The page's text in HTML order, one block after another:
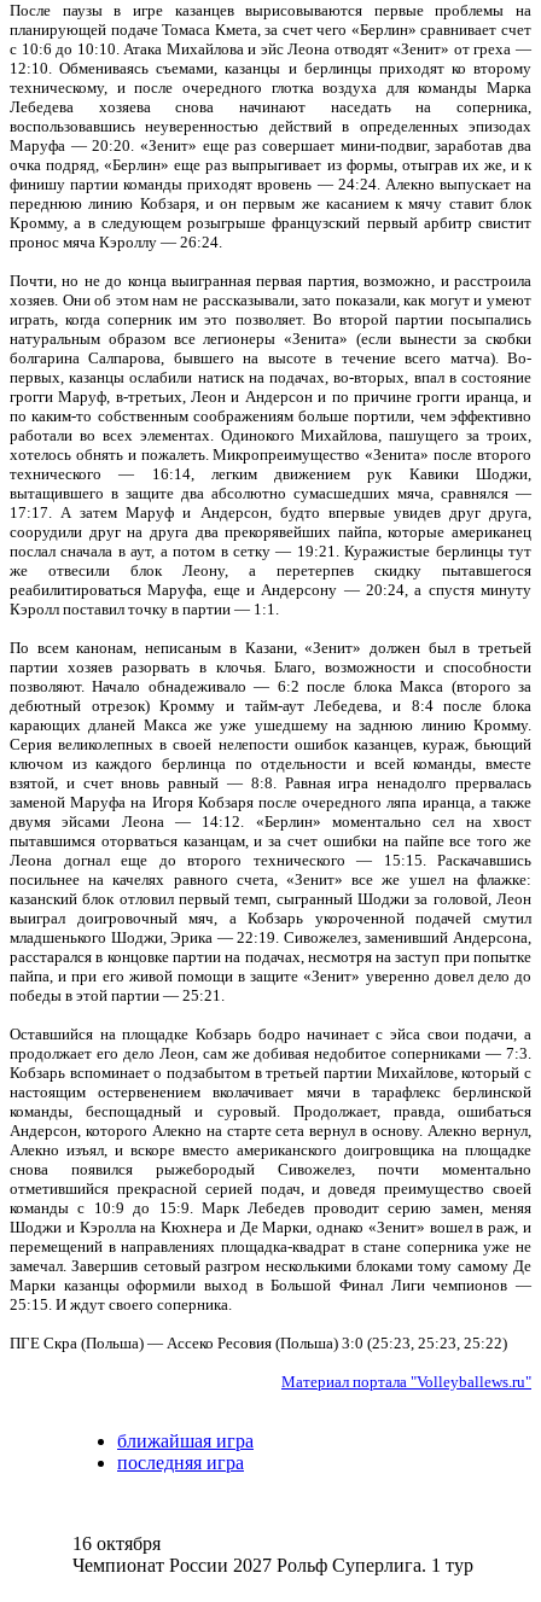
После паузы в игре казанцев вырисовываются первые проблемы на
планирующей подаче Томаса Кмета, за счет чего «Берлин» сравнивает счет
с 10:6 до 10:10. Атака Михайлова и эйс Леона отводят «Зенит» от греха —
12:10. Обмениваясь съемами, казанцы и берлинцы приходят ко второму
техническому, и после очередного глотка воздуха для команды Марка
Лебедева хозяева снова начинают наседать на соперника,
воспользовавшись неуверенностью действий в определенных эпизодах
Маруфа — 20:20. «Зенит» еще раз совершает мини-подвиг, заработав два
очка подряд, «Берлин» еще раз выпрыгивает из формы, отыграв их же, и к
финишу партии команды приходят вровень — 24:24. Алекно выпускает на
переднюю линию Кобзаря, и он первым же касанием к мячу ставит блок
Кромму, а в следующем розыгрыше французский первый арбитр свистит
пронос мяча Кэроллу — 26:24.
Почти, но не до конца выигранная первая партия, возможно, и расстроила
хозяев. Они об этом нам не рассказывали, зато показали, как могут и умеют
играть, когда соперник им это позволяет. Во второй партии посыпались
натуральным образом все легионеры «Зенита» (если вынести за скобки
болгарина Салпарова, бывшего на высоте в течение всего матча). Во-
первых, казанцы ослабили натиск на подачах, во-вторых, впал в состояние
грогги Маруф, в-третьих, Леон и Андерсон и по причине грогги иранца, и
по каким-то собственным соображениям больше портили, чем эффективно
работали во всех элементах. Одинокого Михайлова, пашущего за троих,
хотелось обнять и пожалеть. Микропреимущество «Зенита» после второго
технического — 16:14, легким движением рук Кавики Шоджи,
вытащившего в защите два абсолютно сумасшедших мяча, сравнялся —
17:17. А затем Маруф и Андерсон, будто впервые увидев друг друга,
соорудили друг на друга два прекорявейших пайпа, которые американец
послал сначала в аут, а потом в сетку — 19:21. Куражистые берлинцы тут
же отвесили блок Леону, а перетерпев скидку пытавшегося
реабилитироваться Маруфа, еще и Андерсону — 20:24, а спустя минуту
Кэролл поставил точку в партии — 1:1.
По всем канонам, неписаным в Казани, «Зенит» должен был в третьей
партии хозяев разорвать в клочья. Благо, возможности и способности
позволяют. Начало обнадеживало — 6:2 после блока Макса (второго за
дебютный отрезок) Кромму и тайм-аут Лебедева, и 8:4 после блока
карающих дланей Макса же уже ушедшему на заднюю линию Кромму.
Серия великолепных в своей нелепости ошибок казанцев, кураж, бьющий
ключом из каждого берлинца по отдельности и всей команды, вместе
взятой, и счет вновь равный — 8:8. Равная игра ненадолго прервалась
заменой Маруфа на Игоря Кобзаря после очередного ляпа иранца, а также
двумя эйсами Леона — 14:12. «Берлин» моментально сел на хвост
пытавшимся оторваться казанцам, и за счет ошибки на пайпе все того же
Леона догнал еще до второго технического — 15:15. Раскачавшись
посильнее на качелях равного счета, «Зенит» все же ушел на флажке:
казанский блок отловил первый темп, сыгранный Шоджи за головой, Леон
выиграл доигровочный мяч, а Кобзарь укороченной подачей смутил
младшенького Шоджи, Эрика — 22:19. Сивожелез, заменивший Андерсона,
расстарался в концовке партии на подачах, несмотря на заступ при попытке
пайпа, и при его живой помощи в защите «Зенит» уверенно довел дело до
победы в этой партии — 25:21.
Оставшийся на площадке Кобзарь бодро начинает с эйса свои подачи, а
продолжает его дело Леон, сам же добивая недобитое соперниками — 7:3.
Кобзарь вспоминает о подзабытом в третьей партии Михайлове, который с
настоящим остервенением вколачивает мячи в тарафлекс берлинской
команды, беспощадный и суровый. Продолжает, правда, ошибаться
Андерсон, которого Алекно на старте сета вернул в основу. Алекно вернул,
Алекно изъял, и вскоре вместо американского доигровщика на площадке
снова появился рыжебородый Сивожелез, почти моментально
отметившийся прекрасной серией подач, и доведя преимущество своей
команды с 10:9 до 15:9. Марк Лебедев проводит серию замен, меняя
Шоджи и Кэролла на Кюхнера и Де Марки, однако «Зенит» вошел в раж, и
перемещений в направлениях площадка-квадрат в стане соперника уже не
замечал. Завершив сетовый разгром несколькими блоками тому самому Де
Марки казанцы оформили выход в Большой Финал Лиги чемпионов —
25:15. И ждут своего соперника.
ПГЕ Скра (Польша) — Ассеко Ресовия (Польша) 3:0 (25:23, 25:23, 25:22)
Материал портала "Volleyballews.ru"
ближайшая игра
последняя игра
16 октября
Чемпионат России 2027 Рольф Суперлига. 1 тур